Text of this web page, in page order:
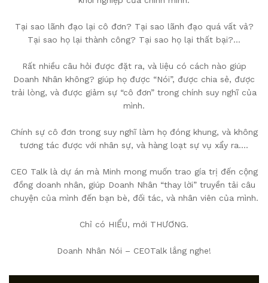
Tại sao lãnh đạo lại cô đơn? Tại sao lãnh đạo quá vất vả?
Tại sao họ lại thành công? Tại sao họ lại thất bại?…
Rất nhiều câu hỏi được đặt ra, và liệu có cách nào giúp
Doanh Nhân không? giúp họ được “Nói”, được chia sẻ, được
trải lòng, và được giảm sự “cô đơn” trong chính suy nghĩ của
mình.
Chính sự cô đơn trong suy nghĩ làm họ đóng khung, và không
tương tác được với nhân sự, và hàng loạt sự vụ xẩy ra….
CEO Talk là dự án mà Minh mong muốn trao gía trị đến cộng
đồng doanh nhân, giúp Doanh Nhân “thay lời” truyền tải câu
chuyện của mình đến bạn bè, đối tác, và nhân viên của mình.
Chỉ có HIỂU, mới THƯƠNG.
Doanh Nhân Nói – CEOTalk lắng nghe!